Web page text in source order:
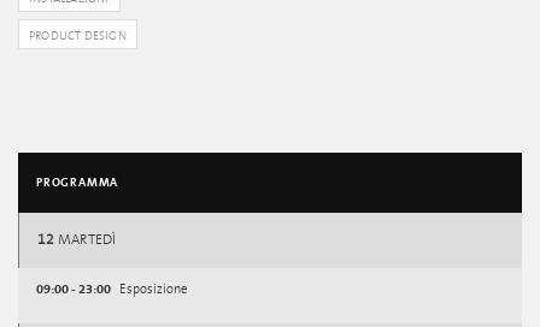
PRODUCT DESIGN
PROGRAMMA
12 MARTEDÌ
09:00 - 23:00 Esposizione